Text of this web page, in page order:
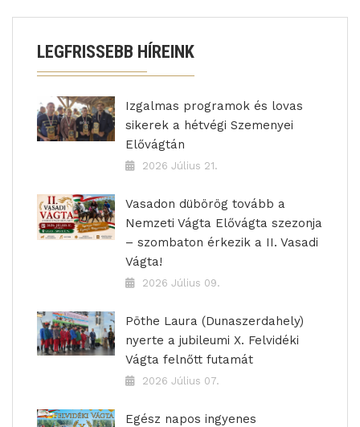
LEGFRISSEBB HÍREINK
Izgalmas programok és lovas
sikerek a hétvégi Szemenyei
Elővágtán
2026 Július 21.
Vasadon dübörög tovább a
Nemzeti Vágta Elővágta szezonja
– szombaton érkezik a II. Vasadi
Vágta!
2026 Július 09.
Pöthe Laura (Dunaszerdahely)
nyerte a jubileumi X. Felvidéki
Vágta felnőtt futamát
2026 Július 07.
Egész napos ingyenes